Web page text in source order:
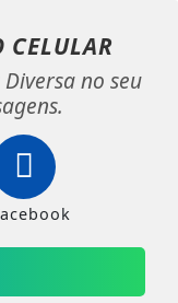
CELULAR
no seu